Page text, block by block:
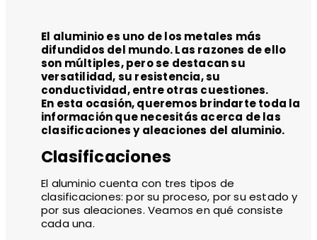
El aluminio es uno de los metales más
difundidos del mundo. Las razones de ello
son múltiples, pero se destacan su
versatilidad, su resistencia, su
conductividad, entre otras cuestiones.
En esta ocasión, queremos brindarte toda la
información que necesitás acerca de las
clasificaciones y aleaciones del aluminio.
Clasificaciones
El aluminio cuenta con tres tipos de
clasificaciones: por su proceso, por su estado y
por sus aleaciones. Veamos en qué consiste
cada una.